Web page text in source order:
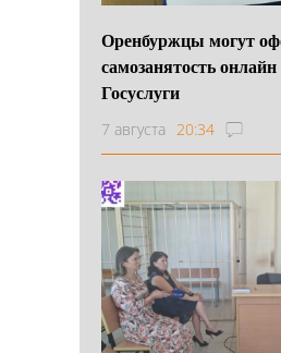
Оренбуржцы могут
самозанятость онлайн
Госуслуги
7 августа 20:34